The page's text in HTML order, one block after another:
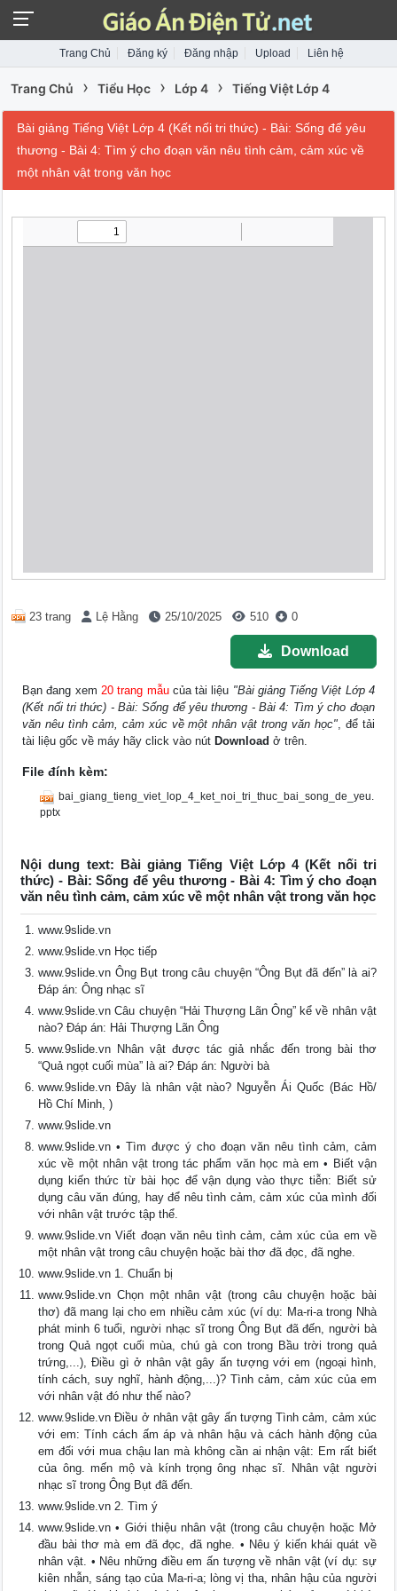
Trang Chủ Đăng ký Đăng nhập Upload Liên hệ
Trang Chủ › Tiểu Học › Lớp 4 › Tiếng Việt Lớp 4
Bài giảng Tiếng Việt Lớp 4 (Kết nối tri thức) - Bài: Sống để yêu
thương - Bài 4: Tìm ý cho đoạn văn nêu tình cảm, cảm xúc về
một nhân vật trong văn học
23 trang Lệ Hằng 25/10/2025 510 0
Download
Bạn đang xem 20 trang mẫucủa tài liệu "Bài giảng Tiếng Việt Lớp 4
(Kết nối tri thức) - Bài: Sống để yêu thương - Bài 4: Tìm ý cho đoạn
văn nêu tình cảm, cảm xúc về một nhân vật trong văn học", để tải
tài liệu gốc về máy hãy click vào nút Download ở trên.
File đính kèm:
bai_giang_tieng_viet_lop_4_ket_noi_tri_thuc_bai_song_de_yeu.
pptx
Nội dung text: Bài giảng Tiếng Việt Lớp 4 (Kết nối tri
thức) - Bài: Sống để yêu thương - Bài 4: Tìm ý cho đoạn
văn nêu tình cảm, cảm xúc về một nhân vật trong văn học
www.9slide.vn
www.9slide.vn Học tiếp
www.9slide.vn Ông Bụt trong câu chuyện “Ông Bụt đã đến” là ai?
Đáp án: Ông nhạc sĩ
www.9slide.vn Câu chuyện “Hải Thượng Lãn Ông” kể về nhân vật
nào? Đáp án: Hải Thượng Lãn Ông
www.9slide.vn Nhân vật được tác giả nhắc đến trong bài thơ
“Quả ngọt cuối mùa” là ai? Đáp án: Người bà
www.9slide.vn Đây là nhân vật nào? Nguyễn Ái Quốc (Bác Hồ/
Hồ Chí Minh, )
www.9slide.vn
www.9slide.vn • Tìm được ý cho đoạn văn nêu tình cảm, cảm
xúc về một nhân vật trong tác phẩm văn học mà em • Biết vận
dụng kiến thức từ bài học để vận dụng vào thực tiễn: Biết sử
dụng câu văn đúng, hay để nêu tình cảm, cảm xúc của mình đối
với nhân vật trước tập thể.
www.9slide.vn Viết đoạn văn nêu tình cảm, cảm xúc của em về
một nhân vật trong câu chuyện hoặc bài thơ đã đọc, đã nghe.
www.9slide.vn 1. Chuẩn bị
www.9slide.vn Chọn một nhân vật (trong câu chuyện hoặc bài
thơ) đã mang lại cho em nhiều cảm xúc (ví dụ: Ma-ri-a trong Nhà
phát minh 6 tuổi, người nhạc sĩ trong Ông Bụt đã đến, người bà
trong Quả ngọt cuối mùa, chú gà con trong Bầu trời trong quả
trứng,...), Điều gì ở nhân vật gây ấn tượng với em (ngoại hình,
tính cách, suy nghĩ, hành động,...)? Tình cảm, cảm xúc của em
với nhân vật đó như thế nào?
www.9slide.vn Điều ở nhân vật gây ấn tượng Tình cảm, cảm xúc
với em: Tính cách ấm áp và nhân hậu và cách hành động của
em đối với mua chậu lan mà không cần ai nhận vật: Em rất biết
của ông. mến mộ và kính trọng ông nhạc sĩ. Nhân vật người
nhạc sĩ trong Ông Bụt đã đến.
www.9slide.vn 2. Tìm ý
www.9slide.vn • Giới thiệu nhân vật (trong câu chuyện hoặc Mở
đầu bài thơ mà em đã đọc, đã nghe. • Nêu ý kiến khái quát về
nhân vật. • Nêu những điều em ấn tượng về nhân vật (ví dụ: sự
kiên nhẫn, sáng tạo của Ma-ri-a; lòng vị tha, nhân hậu của người